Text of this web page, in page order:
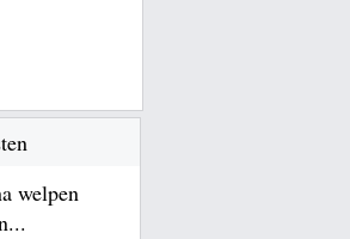
welpen